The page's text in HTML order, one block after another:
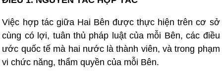
Việc hợp tác giữa Hai Bên được thực hiện trên cơ sở
cùng có lợi, tuân thủ pháp luật của mỗi Bên, các điều
ước quốc tế mà hai nước là thành viên, và trong phạm
vi chức năng, thẩm quyền của mỗi Bên.